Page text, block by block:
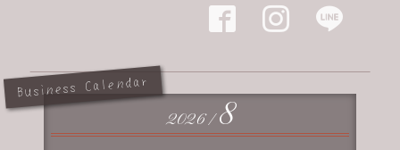
  
Business Calendar
2026 /8